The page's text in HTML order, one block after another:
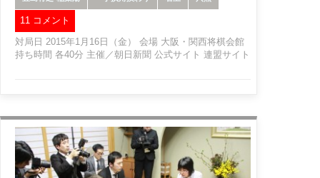
11 コメント
対局日 2015年1月16日（金） 会場 大阪・関西将棋会館
持ち時間 各40分 主催／朝日新聞 公式サイト 連盟サイト